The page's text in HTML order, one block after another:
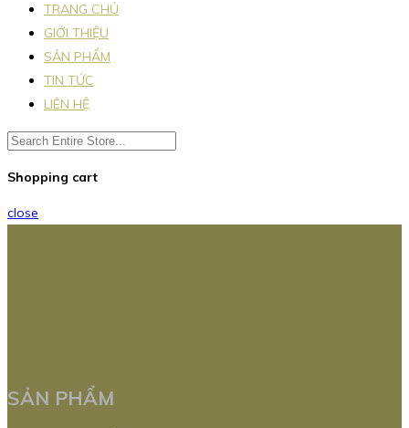
TRANG CHỦ
GIỚI THIỆU
SẢN PHẨM
TIN TỨC
LIÊN HỆ
Shopping cart
close
SẢN PHẨM